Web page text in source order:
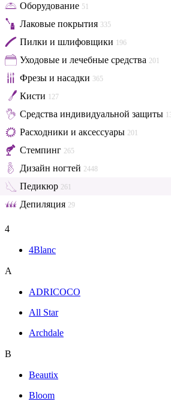
Оборудование 51
Лаковые покрытия 335
Пилки и шлифовщики 196
Уходовые и лечебные средства 201
Фрезы и насадки 365
Кисти 127
Средства индивидуальной защиты
Расходники и аксессуары 201
Стемпинг 265
Дизайн ногтей 2448
Педикюр 261
Депиляция 29
4
4Blanc
A
ADRICOCO
All Star
Archdale
B
Beautix
Bloom